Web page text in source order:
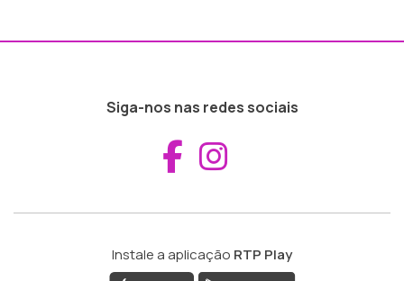
Siga-nos nas redes sociais
Aceder ao
Instale a aplicação RTP Play